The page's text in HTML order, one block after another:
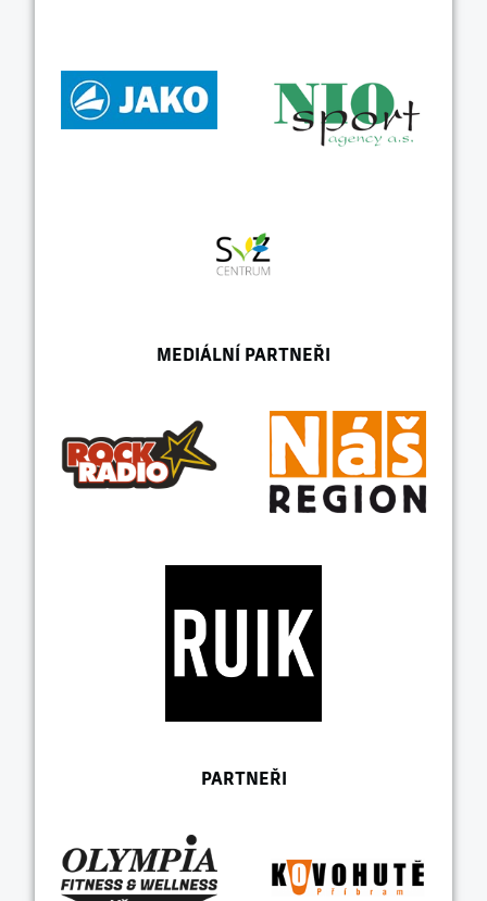
MEDIÁLNÍ PARTNEŘI
PARTNEŘI